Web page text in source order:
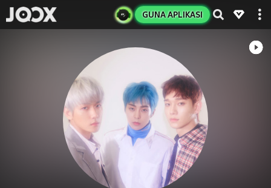
GUNA APLIKASI